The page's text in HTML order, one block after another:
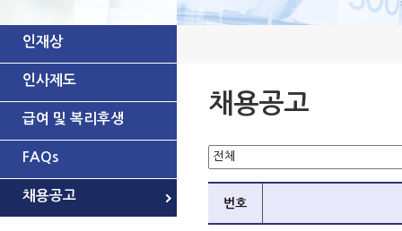
인재상
인사제도
급여 및 복리후생
FAQs
채용공고
채용공고
번호